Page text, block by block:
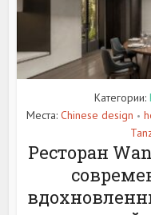
Категории:
Места: Chinese design •
Ресторан